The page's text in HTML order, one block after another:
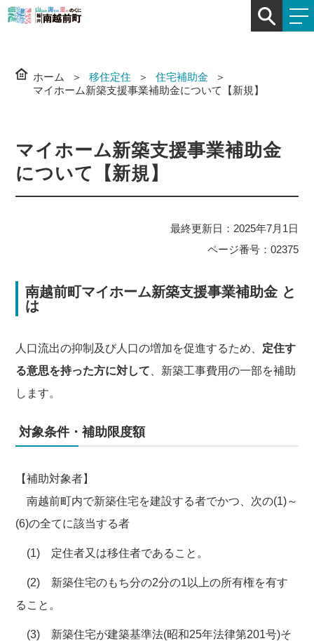
ホーム 移住定住
住宅補助金
マイホーム新築支援事業補助金について【新規】
マイホーム新築支援事業補助金
について【新規】
最終更新日：2025年7月1日
ページ番号：02375
南越前町マイホーム新築支援事業補助金 と
は
人口流出の抑制及び人口の増加を促進するため、 定住す
る意思を持った方に対して 、新築工事費用の一部を補助
します。
対象条件・補助限度額
【補助対象者】
南越前町内で新築住宅を建設する者でかつ、次の(1)～
(6)の全てに該当する者
(1) 定住者又は移住者であること。
(2) 新築住宅のもち分の2分の1以上の所有権を有す
ること。
(3) 新築住宅が建築基準法(昭和25年法律第201号)そ